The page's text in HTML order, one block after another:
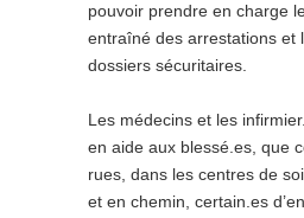
pouvoir prendre en charge
entraîné des arrestations et
dossiers sécuritaires.
Les médecins et les
en aide aux blessé.es, que
rues, dans les centres de
et en chemin, certain.es